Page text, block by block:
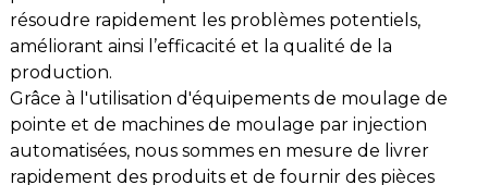
résoudre rapidement les problèmes potentiels,
améliorant ainsi l’efficacité et la qualité de la
production.
Grâce à l'utilisation d'équipements de moulage de
pointe et de machines de moulage par injection
automatisées, nous sommes en mesure de livrer
rapidement des produits et de fournir des pièces